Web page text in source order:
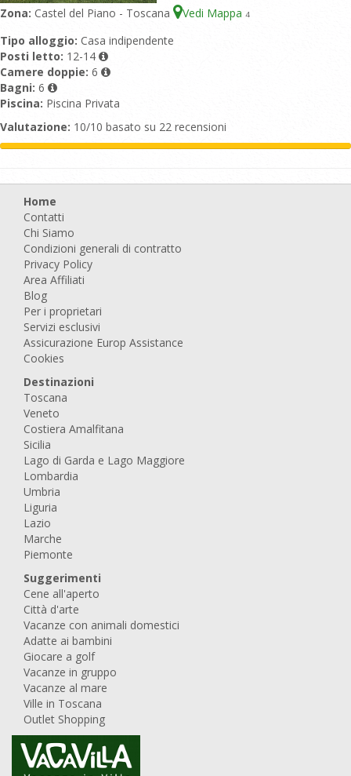
Zona: Castel del Piano - Toscana Vedi Mappa 4
Tipo alloggio: Casa indipendente
Posti letto: 12-14
Camere doppie: 6
Bagni: 6
Piscina: Piscina Privata
Valutazione: 10/10 basato su 22 recensioni
Home
Contatti
Chi Siamo
Condizioni generali di contratto
Privacy Policy
Area Affiliati
Blog
Per i proprietari
Servizi esclusivi
Assicurazione Europ Assistance
Cookies
Destinazioni
Toscana
Veneto
Costiera Amalfitana
Sicilia
Lago di Garda e Lago Maggiore
Lombardia
Umbria
Liguria
Lazio
Marche
Piemonte
Suggerimenti
Cene all'aperto
Città d'arte
Vacanze con animali domestici
Adatte ai bambini
Giocare a golf
Vacanze in gruppo
Vacanze al mare
Ville in Toscana
Outlet Shopping